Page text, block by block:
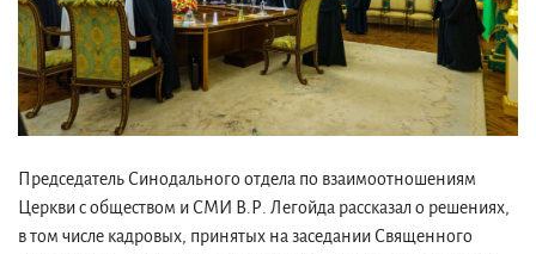
Председатель Синодального отдела по взаимоотношениям
Церкви с обществом и СМИ В.Р. Легойда рассказал о решениях,
в том числе кадровых, принятых на заседании Священного